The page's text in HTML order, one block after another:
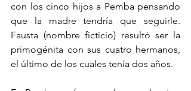
con los cinco hijos a Pemba pensando
que la madre tendría que seguirle.
Fausta (nombre ficticio) resultó ser la
primogénita con sus cuatro hermanos,
el último de los cuales tenía dos años.